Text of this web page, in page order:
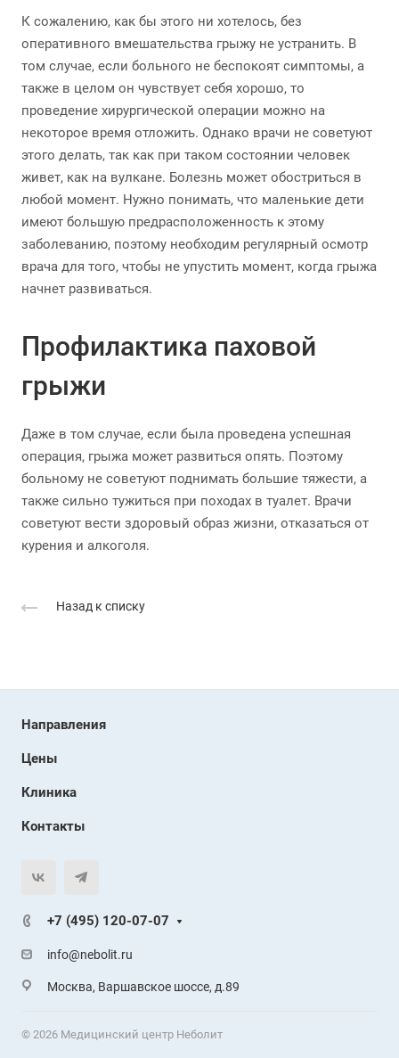
К сожалению, как бы этого ни хотелось, без
оперативного вмешательства грыжу не устранить. В
том случае, если больного не беспокоят симптомы, а
также в целом он чувствует себя хорошо, то
проведение хирургической операции можно на
некоторое время отложить. Однако врачи не советуют
этого делать, так как при таком состоянии человек
живет, как на вулкане. Болезнь может обостриться в
любой момент. Нужно понимать, что маленькие дети
имеют большую предрасположенность к этому
заболеванию, поэтому необходим регулярный осмотр
врача для того, чтобы не упустить момент, когда грыжа
начнет развиваться.
Профилактика паховой
грыжи
Даже в том случае, если была проведена успешная
операция, грыжа может развиться опять. Поэтому
больному не советуют поднимать большие тяжести, а
также сильно тужиться при походах в туалет. Врачи
советуют вести здоровый образ жизни, отказаться от
курения и алкоголя.
Назад к списку
Направления
Цены
Клиника
Контакты
+7 (495) 120-07-07
info@nebolit.ru
Москва, Варшавское шоссе, д.89
© 2026 Медицинский центр Неболит